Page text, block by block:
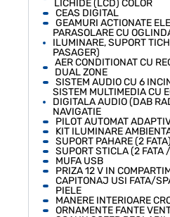
LICHIDE (LCD) COLOR
CEAS DIGITAL
GEAMURI ACTIONATE
PARASOLARE CU
ILUMINARE, SUPORT
PASAGER)
AER CONDITIONAT CU
DUAL ZONE
SISTEM AUDIO CU 6
SISTEM MULTIMEDIA CU
DIGITALA AUDIO (DAB
NAVIGATIE
PILOT AUTOMAT
KIT ILUMINARE
SUPORT PAHARE (2 FATA)
SUPORT STICLA (2 FATA
MUFA USB
PRIZA 12 V IN
CAPITONAJ USI FATA/
PIELE
MANERE INTERIOARE
ORNAMENTE FANTE